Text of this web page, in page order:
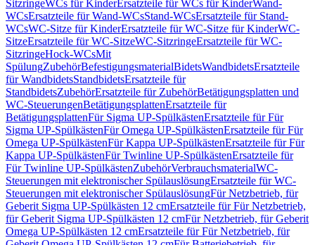
SitzringeWCs für KinderErsatzteile für WCs für KinderWand-
WCsErsatzteile für Wand-WCsStand-WCsErsatzteile für Stand-
WCsWC-Sitze für KinderErsatzteile für WC-Sitze für KinderWC-
SitzeErsatzteile für WC-SitzeWC-SitzringeErsatzteile für WC-
SitzringeHock-WCsMit
SpülungZubehörBefestigungsmaterialBidetsWandbidetsErsatzteile
für WandbidetsStandbidetsErsatzteile für
StandbidetsZubehörErsatzteile für ZubehörBetätigungsplatten und
WC-SteuerungenBetätigungsplattenErsatzteile für
BetätigungsplattenFür Sigma UP-SpülkästenErsatzteile für Für
Sigma UP-SpülkästenFür Omega UP-SpülkästenErsatzteile für Für
Omega UP-SpülkästenFür Kappa UP-SpülkästenErsatzteile für Für
Kappa UP-SpülkästenFür Twinline UP-SpülkästenErsatzteile für
Für Twinline UP-SpülkästenZubehörVerbrauchsmaterialWC-
Steuerungen mit elektronischer SpülauslösungErsatzteile für WC-
Steuerungen mit elektronischer SpülauslösungFür Netzbetrieb, für
Geberit Sigma UP-Spülkästen 12 cmErsatzteile für Für Netzbetrieb,
für Geberit Sigma UP-Spülkästen 12 cmFür Netzbetrieb, für Geberit
Omega UP-Spülkästen 12 cmErsatzteile für Für Netzbetrieb, für